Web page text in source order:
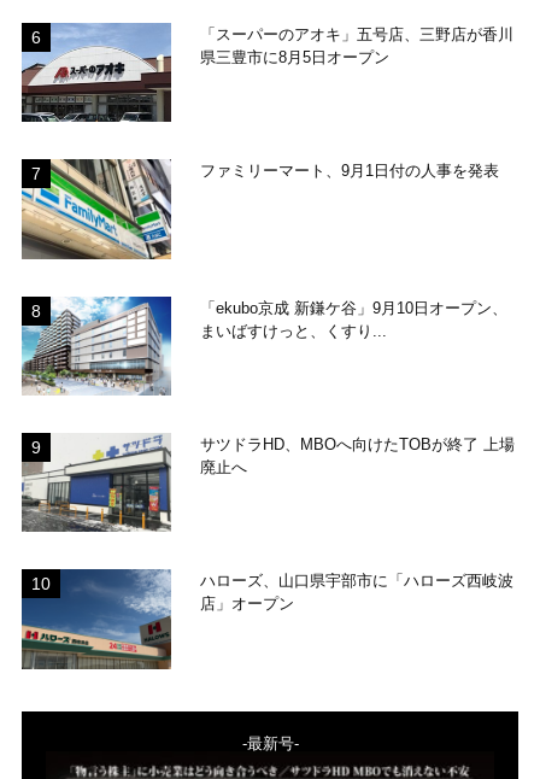
「スーパーのアオキ」五号店、三野店が香川
県三豊市に8月5日オープン
ファミリーマート、9月1日付の人事を発表
「ekubo京成 新鎌ケ谷」9月10日オープン、
まいばすけっと、くすり...
サツドラHD、MBOへ向けたTOBが終了 上場
廃止へ
ハローズ、山口県宇部市に「ハローズ西岐波
店」オープン
-最新号-